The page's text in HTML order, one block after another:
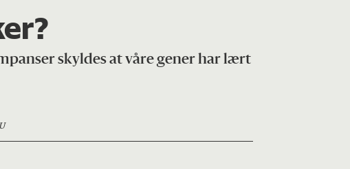
skyldes at våre gener har lært